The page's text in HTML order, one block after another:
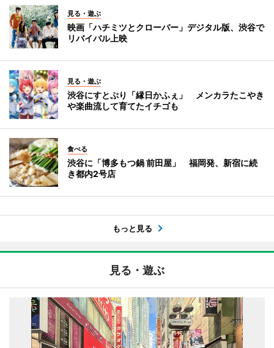
見る・遊ぶ
映画「ハチミツとクローバー」デジタル版、渋谷で
リバイバル上映
見る・遊ぶ
渋谷にすとぷり「縁日かふぇ」 メンカラたこやき
や楽曲流して育てたイチゴも
食べる
渋谷に「博多もつ鍋 前田屋」 福岡発、新宿に続
き都内2号店
もっと見る
見る・遊ぶ